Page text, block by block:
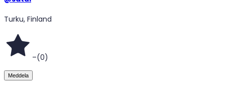
Turku, Finland
–(0)
Meddela